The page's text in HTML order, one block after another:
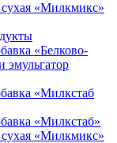
«Милкмикс»
«Белково-
эмульгатор
«Милкстаб
«Милкстаб»
«Милкмикс»